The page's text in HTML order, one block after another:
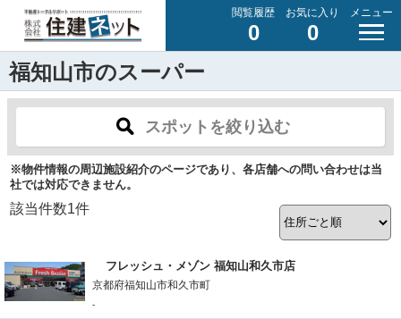
閲覧履歴
0
お気に入り
0
メニュー
福知山市のスーパー
スポットを絞り込む
※物件情報の周辺施設紹介のページであり、各店舗への問い合わせは当
社では対応できません。
該当件数1件
フレッシュ・メゾン 福知山和久市店
京都府福知山市和久市町
-